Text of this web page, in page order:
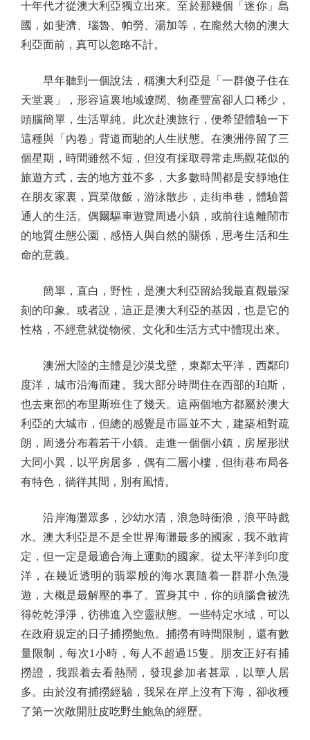
十年代才從澳大利亞獨立出來。至於那幾個「迷你」島
國，如斐濟、瑙魯、帕勞、湯加等，在龐然大物的澳大
利亞面前，真可以忽略不計。
早年聽到一個說法，稱澳大利亞是「一群傻子住在
天堂裏」，形容這裏地域遼闊、物產豐富卻人口稀少，
頭腦簡單，生活單純。此次赴澳旅行，便希望體驗一下
這種與「內卷」背道而馳的人生狀態。在澳洲停留了三
個星期，時間雖然不短，但沒有採取尋常走馬觀花似的
旅遊方式，去的地方並不多，大多數時間都是安靜地住
在朋友家裏，買菜做飯，游泳散步，走街串巷，體驗普
通人的生活。偶爾驅車遊覽周邊小鎮，或前往遠離鬧市
的地質生態公園，感悟人與自然的關係，思考生活和生
命的意義。
簡單，直白，野性，是澳大利亞留給我最直觀最深
刻的印象。或者說，這正是澳大利亞的基因，也是它的
性格，不經意就從物候、文化和生活方式中體現出來。
澳洲大陸的主體是沙漠戈壁，東鄰太平洋，西鄰印
度洋，城市沿海而建。我大部分時間住在西部的珀斯，
也去東部的布里斯班住了幾天。這兩個地方都屬於澳大
利亞的大城市，但總的感覺是市區並不大，建築相對疏
朗，周邊分布着若干小鎮。走進一個個小鎮，房屋形狀
大同小異，以平房居多，偶有二層小樓，但街巷布局各
有特色，徜徉其間，別有風情。
沿岸海灘眾多，沙幼水清，浪急時衝浪，浪平時戲
水。澳大利亞是不是全世界海灘最多的國家，我不敢肯
定，但一定是最適合海上運動的國家。從太平洋到印度
洋，在幾近透明的翡翠般的海水裏隨着一群群小魚漫
遊，大概是最解壓的事了。置身其中，你的頭腦會被洗
得乾乾淨淨，彷彿進入空靈狀態。一些特定水域，可以
在政府規定的日子捕撈鮑魚。捕撈有時間限制，還有數
量限制，每次1小時，每人不超過15隻。朋友正好有捕
撈證，我跟着去看熱鬧，發現參加者甚眾，以華人居
多。由於沒有捕撈經驗，我呆在岸上沒有下海，卻收穫
了第一次敞開肚皮吃野生鮑魚的經歷。